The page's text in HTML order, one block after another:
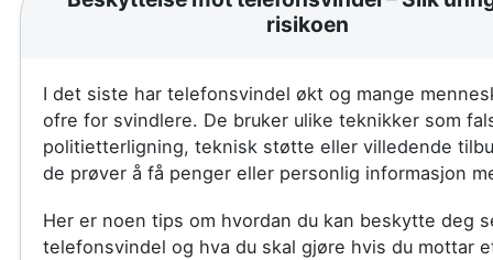
risikoen
I det siste har telefonsvindel økt og mange
ofre for svindlere. De bruker ulike teknikker som
politietterligning, teknisk støtte eller villedende
de prøver å få penger eller personlig informasjon
Her er noen tips om hvordan du kan beskytte deg
telefonsvindel og hva du skal gjøre hvis du mottar